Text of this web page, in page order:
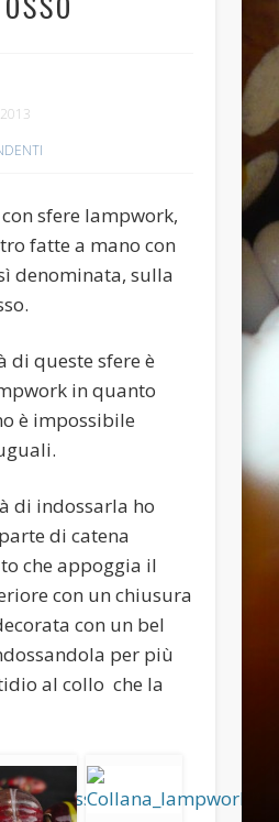
swarovski
blu e swarovski turchesi e
e swarovski turchesi e crystal
sfere lampwork,
fatte a mano con
denominata, sulla
di queste sfere è
in quanto
è impossibile
di indossarla ho
di catena
che appoggia il
con un chiusura
con un bel
per più
al collo che la